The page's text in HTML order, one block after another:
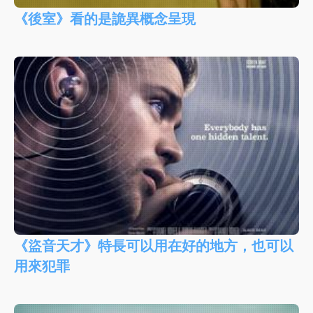
《後室》看的是詭異概念呈現
《盜音天才》特長可以用在好的地方，也可以
用來犯罪